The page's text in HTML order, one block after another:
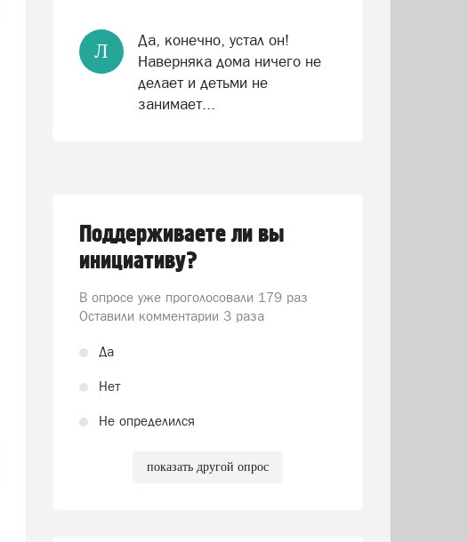
Л
Да, конечно, устал он!
Наверняка дома ничего не
делает и детьми не
занимает...
Поддерживаете ли вы
инициативу?
В опросе уже проголосовали 179 раз
Оставили комментарии 3 раза
Да
Нет
Не определился
показать другой опрос